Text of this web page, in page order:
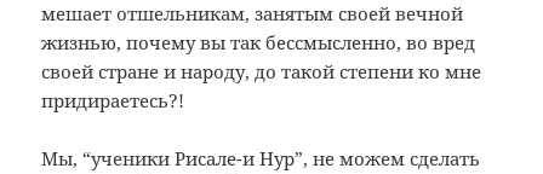
мешает отшельникам, занятым своей вечной
жизнью, почему вы так бессмысленно, во вред
своей стране и народу, до такой степени ко мне
придираетесь?!
Мы, “ученики Рисале-и Нур”, не можем сделать